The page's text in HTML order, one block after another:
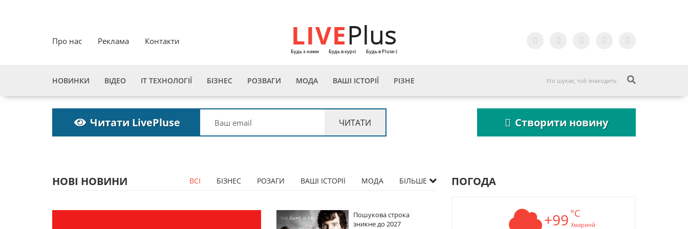
Про нас Реклама Контакти LIVEPlus
Будь з нами Будь в курсі Будь в Pluse-)
НОВИНКИ ВІДЕО ІТ ТЕХНОЛОГІЇ БІЗНЕС РОЗВАГИ МОДА ВАШІ ІСТОРІЇ РІЗНЕ
Читати LivePluse Створити новину
НОВІ НОВИНИ ВСІ БІЗНЕС РОЗАГИ ВАШІ ІСТОРІЇ МОДА БІЛЬШЕ
Пошукова строка
Пошукова строка
зникне до 2027
Пошукова строка
зникне до 2027
ПОГОДА
+99 °C
Хмаринй